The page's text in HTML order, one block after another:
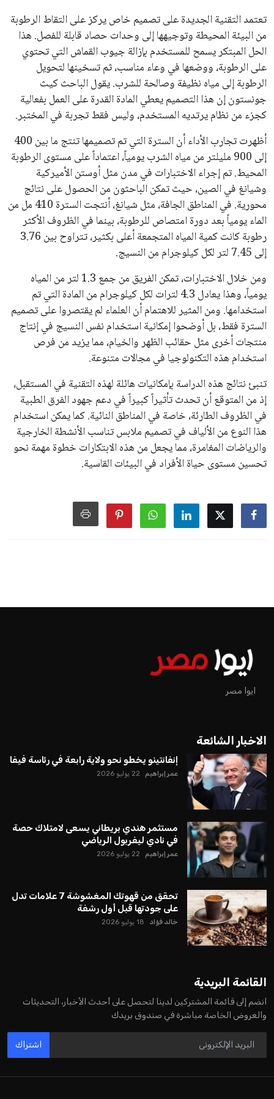
رئاسة فيفا
عمر إبراهيم منذ 16 أيام
يبدو أن السويسري جياني إنفانتينو في طريقه للاحتفاظ بمنصبه
كرئيس للاتحاد الدولي لكرة القدم “فيفا” لفترة رابعة، بعد أن حصل
على تأييد واسع من أكثر من 200 اتحاد وطني من أصل 211 في
الجمعية العمومية. مما يعزز فرصته للفوز في الانتخابات المقررة عام
2027، ويجعله المرشح الأكثر حظًا حتى الآن.
هذا الدعم الواسع يأتي على الرغم من الانتقادات التي وجهت
لإنفانتينو في الآونة الأخيرة. حتى الآن، لم يتقدم أي مرشح منافس
في السباق الانتخابي، ولم تتمكن الأصوات المعارضة من التوصل إلى
اسم يوازن موقف إنفانتينو، قبل انتهاء فترة الترشح في نوفمبر
المقبل.
يعتمد إنفانتينو على قاعدة دعم قوية من الاتحادات القارية المختلفة،
بما في ذلك الاتحاد الأفريقي والآسيوي، بالإضافة إلى دعم غالبية
اتحادات أمريكا الجنوبية والكونكاكاف. وقد ساهمت مجموعة من
عن رفع عدد الفرق المشاركة في كأس العالم، وإطلاق بطولات دولية
جديدة تحت مظلة “فيفا”.
خافيير تيباس، إلى تنحّي إنفانتينو، معتبراً أن سياساته تضر بصناعة
على الرغم من هذه الانتقادات، تشير التوقعات إلى أن إنفانتينو
يمتلك فرصًا كبيرة للفوز بولاية جديدة، خصوصًا في ظل غياب
منافس قوي يتمتع بإجماع داخل الأسرة الكروية الدولية. هذا يعزز
من فرص استمراره في قيادة “فيفا” حتى عام 2031.
ايوا مصر
الاخبار الشائعة
عمر إبراهيم 22 يوليو 2026
مستثمر هندي بريطاني يسعى لامتلاك حصة
في نادي ليفربول الرياضي